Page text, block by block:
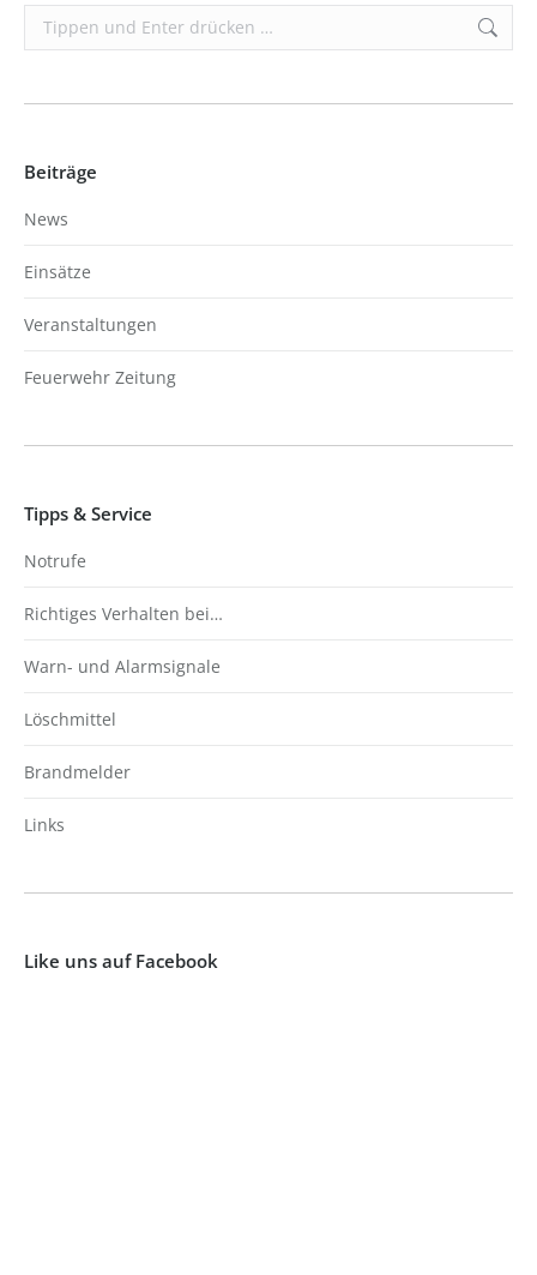
Search:
Beiträge
News
Einsätze
Veranstaltungen
Feuerwehr Zeitung
Tipps & Service
Notrufe
Richtiges Verhalten bei…
Warn- und Alarmsignale
Löschmittel
Brandmelder
Links
Like uns auf Facebook